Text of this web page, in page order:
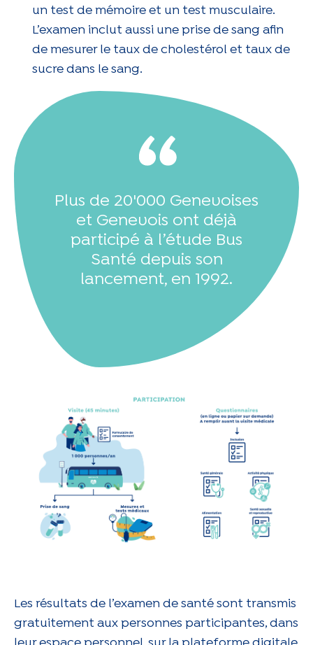
un test de mémoire et un test musculaire.
L’examen inclut aussi une prise de sang afin
de mesurer le taux de cholestérol et taux de
sucre dans le sang.
Plus de 20'000 Genevoises
et Genevois ont déjà
participé à l’étude Bus
Santé depuis son
lancement, en 1992.
Les résultats de l’examen de santé sont transmis
gratuitement aux personnes participantes, dans